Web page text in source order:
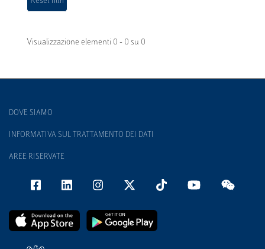
Visualizzazione elementi 0 - 0 su 0
DOVE SIAMO
INFORMATIVA SUL TRATTAMENTO DEI DATI
AREE RISERVATE